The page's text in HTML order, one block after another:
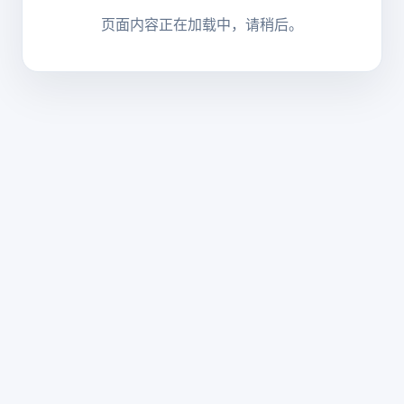
页面内容正在加载中，请稍后。